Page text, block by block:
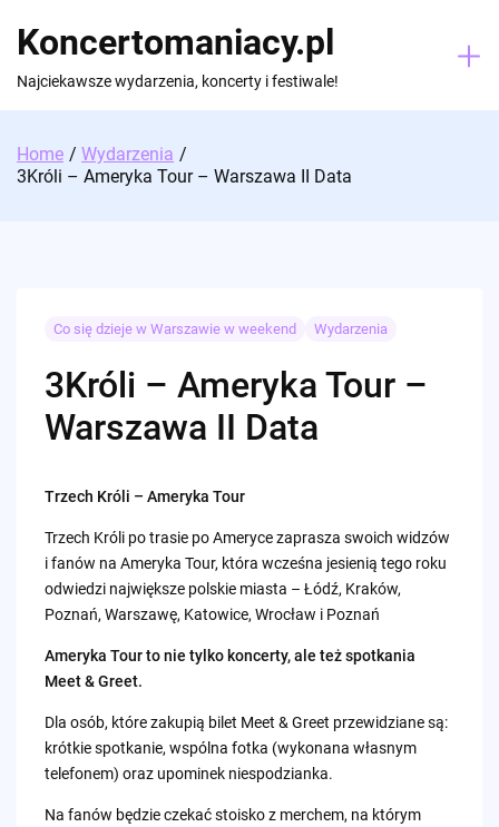
content
Koncertomaniacy.pl
Najciekawsze wydarzenia, koncerty i festiwale!
Home
Wydarzenia
3Króli – Ameryka Tour – Warszawa II Data
Co się dzieje w Warszawie w weekend Wydarzenia
3Króli – Ameryka Tour –
Warszawa II Data
Trzech Króli – Ameryka Tour
Trzech Króli po trasie po Ameryce zaprasza swoich widzów
i fanów na Ameryka Tour, która wcześna jesienią tego roku
odwiedzi największe polskie miasta – Łódź, Kraków,
Poznań, Warszawę, Katowice, Wrocław i Poznań
Ameryka Tour to nie tylko koncerty, ale też spotkania
Meet & Greet.
Dla osób, które zakupią bilet Meet & Greet przewidziane są:
krótkie spotkanie, wspólna fotka (wykonana własnym
telefonem) oraz upominek niespodzianka.
Na fanów będzie czekać stoisko z merchem, na którym